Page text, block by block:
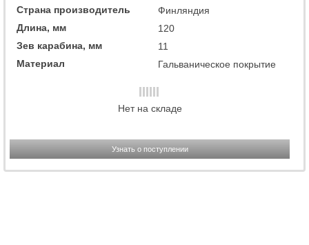
Страна производитель
Финляндия
Длина, мм
120
Зев карабина, мм
11
Материал
Гальваническое покрытие
Нет на складе
Узнать о поступлении